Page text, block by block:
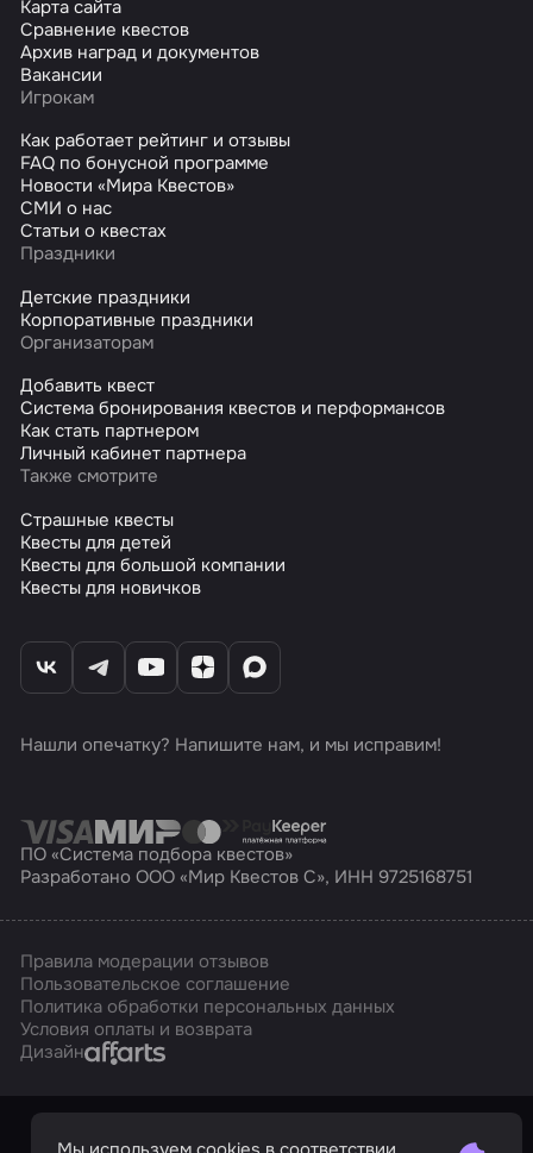
Карта сайта
Сравнение квестов
Архив наград и документов
Вакансии
Игрокам
Как работает рейтинг и отзывы
FAQ по бонусной программе
Новости «Мира Квестов»
СМИ о нас
Статьи о квестах
Праздники
Детские праздники
Корпоративные праздники
Организаторам
Добавить квест
Система бронирования квестов и перформансов
Как стать партнером
Личный кабинет партнера
Также смотрите
Страшные квесты
Квесты для детей
Квесты для большой компании
Квесты для новичков
Нашли опечатку? Напишите нам, и мы исправим!
ПО «Система подбора квестов»
Разработано ООО «Мир Квестов С», ИНН 9725168751
Правила модерации отзывов
Пользовательское соглашение
Политика обработки персональных данных
Условия оплаты и возврата
ДизайнAffarts